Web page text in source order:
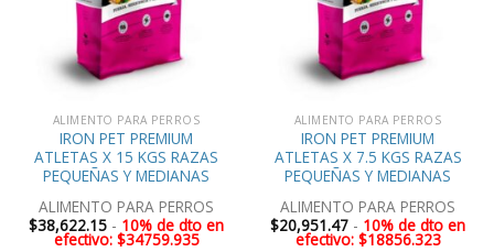
ALIMENTO PARA PERROS
IRON PET PREMIUM
ATLETAS X 15 KGS RAZAS
PEQUEÑAS Y MEDIANAS
ALIMENTO PARA PERROS
$38,622.15 - 10% de dto en
efectivo: $34759.935
ALIMENTO PARA PERROS
IRON PET PREMIUM
ATLETAS X 7.5 KGS RAZAS
PEQUEÑAS Y MEDIANAS
ALIMENTO PARA PERROS
$20,951.47 - 10% de dto en
efectivo: $18856.323